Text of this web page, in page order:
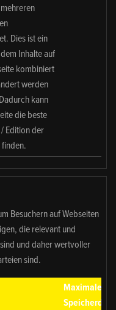
Dies ist ein
Inhalte auf
kombiniert
werden
kann
die beste
Edition der
Besuchern auf Webseiten
die relevant und
und daher wertvoller
sind.
Maximale